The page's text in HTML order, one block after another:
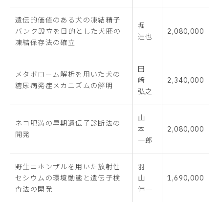
遺伝的価値のある犬の凍結精子
バンク設立を目的とした犬胚の
凍結保存法の確立
堀
達也
2,080,000
メタボローム解析を用いた犬の
糖尿病発症メカニズムの解明
田
﨑
弘之
2,340,000
ネコ肥満の早期遺伝子診断法の
開発
山
本
一郎
2,080,000
野生ニホンザルを用いた放射性
セシウムの環境動態と遺伝子検
査法の開発
羽
山
伸一
1,690,000